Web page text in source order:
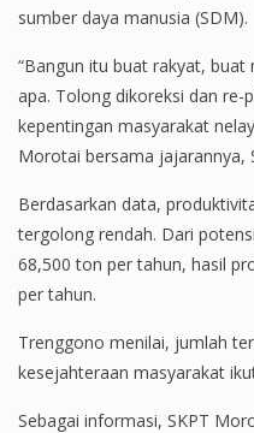
sumber daya manusia (SDM).
“Bangun itu buat rakyat, buat
apa. Tolong dikoreksi dan re-
kepentingan masyarakat
Morotai bersama jajarannya,
Berdasarkan data,
tergolong rendah. Dari
68,500 ton per tahun, hasil
per tahun.
Trenggono menilai, jumlah
kesejahteraan masyarakat
Sebagai informasi, SKPT